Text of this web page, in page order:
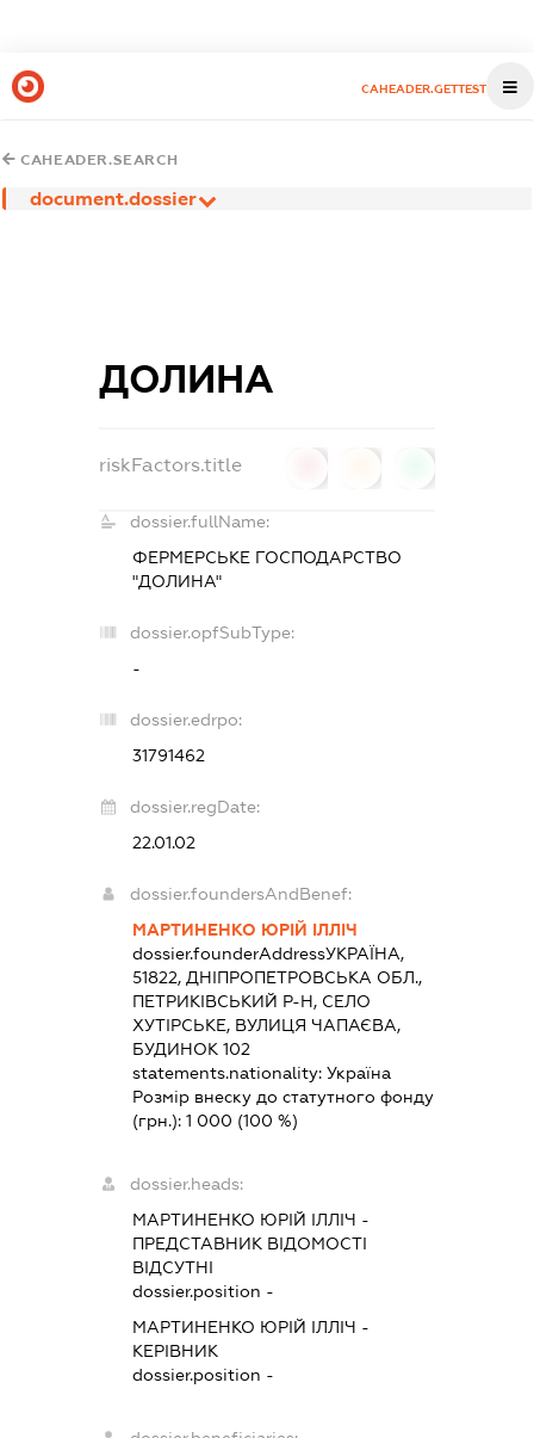
CAHEADER.GETTEST
CAHEADER.SEARCH
document.dossier
ДОЛИНА
riskFactors.title
dossier.fullName:
ФЕРМЕРСЬКЕ ГОСПОДАРСТВО
"ДОЛИНА"
dossier.opfSubType:
-
dossier.edrpo:
31791462
dossier.regDate:
22.01.02
dossier.foundersAndBenef:
МАРТИНЕНКО ЮРІЙ ІЛЛІЧ
dossier.founderAddressУКРАЇНА,
51822, ДНІПРОПЕТРОВСЬКА ОБЛ.,
ПЕТРИКІВСЬКИЙ Р-Н, СЕЛО
ХУТІРСЬКЕ, ВУЛИЦЯ ЧАПАЄВА,
БУДИНОК 102
statements.nationality: Україна
Розмір внеску до статутного фонду
(грн.): 1 000 (100 %)
dossier.heads:
МАРТИНЕНКО ЮРІЙ ІЛЛІЧ -
ПРЕДСТАВНИК ВІДОМОСТІ
ВІДСУТНІ
dossier.position -
МАРТИНЕНКО ЮРІЙ ІЛЛІЧ -
КЕРІВНИК
dossier.position -